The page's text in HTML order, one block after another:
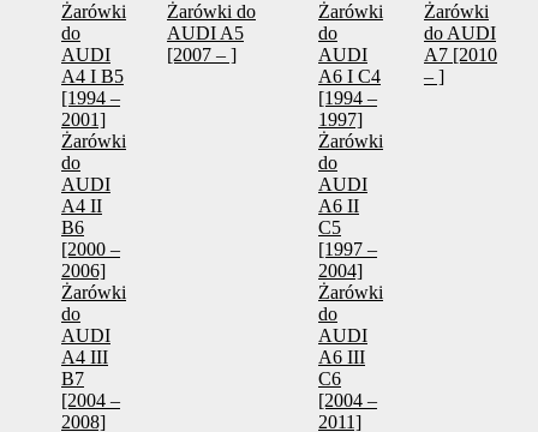
Żarówki
do
AUDI
A4 I B5
[1994 –
2001]
Żarówki
do
AUDI
A4 II
B6
[2000 –
2006]
Żarówki
do
AUDI
A4 III
B7
[2004 –
2008]
Żarówki do
AUDI A5
[2007 – ]
Żarówki
do
AUDI
A6 I C4
[1994 –
1997]
Żarówki
do
AUDI
A6 II
C5
[1997 –
2004]
Żarówki
do
AUDI
A6 III
C6
[2004 –
2011]
Żarówki
do AUDI
A7 [2010
– ]